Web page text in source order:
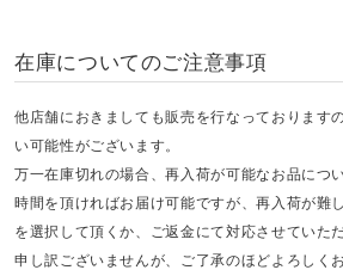
在庫についてのご注意事項
他店舗におきましても販売を行なっております
い可能性がございます。
万一在庫切れの場合、再入荷が可能なお品につ
時間を頂ければお届け可能ですが、再入荷が難
を選択して頂くか、ご返金にて対応させていた
申し訳ございませんが、ご了承のほどよろしく